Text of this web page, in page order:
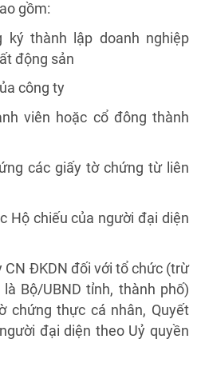
gồm:
ký thành lập doanh nghiệp
động sản
công ty
viên hoặc cổ đông thành
các giấy tờ chứng từ liên
Hộ chiếu của người đại diện
CN ĐKDN đối với tổ chức (trừ
Bộ/UBND tỉnh, thành phố)
chứng thực cá nhân, Quyết
đại diện theo Uỷ quyền